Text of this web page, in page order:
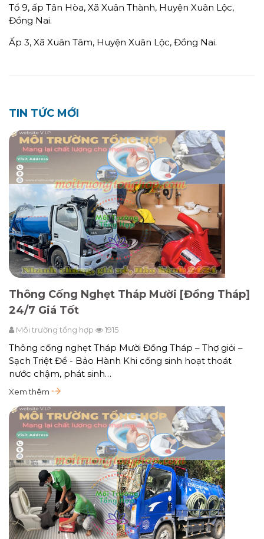
Tổ 9, ấp Tân Hòa, Xã Xuân Thành, Huyện Xuân Lộc,
Đồng Nai.
Ấp 3, Xã Xuân Tâm, Huyện Xuân Lộc, Đồng Nai.
TIN TỨC MỚI
Thông Cống Nghẹt Tháp Mười [Đồng Tháp]
24/7 Giá Tốt
Môi trường tổng hợp 1915
Thông cống nghẹt Tháp Mười Đồng Tháp – Thợ giỏi –
Sạch Triệt Để - Bảo Hành Khi cống sinh hoạt thoát
nước chậm, phát sinh…
Xem thêm